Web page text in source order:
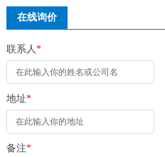
在线询价
联系人*
地址*
备注*